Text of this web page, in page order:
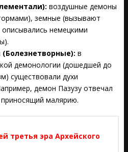
воздушные демоны
земные (вызывают
немецкими
в
демонологии (дошедшей до
существовали духи
демон Пазузу отвечал
малярию.
третья эра Архейского